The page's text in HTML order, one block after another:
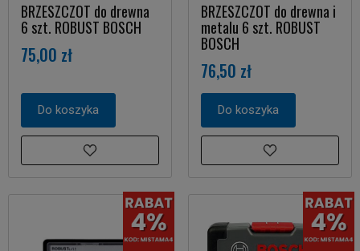
BRZESZCZOT do drewna
6 szt. ROBUST BOSCH
75,00 zł
Do koszyka
BRZESZCZOT do drewna i
metalu 6 szt. ROBUST
BOSCH
76,50 zł
Do koszyka